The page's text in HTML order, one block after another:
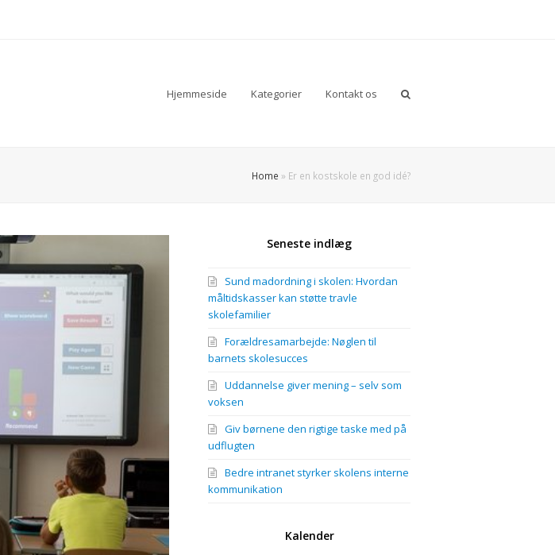
Hjemmeside Kategorier Kontakt os
Home » Er en kostskole en god idé?
Seneste indlæg
Sund madordning i skolen: Hvordan
måltidskasser kan støtte travle
skolefamilier
Forældresamarbejde: Nøglen til
barnets skolesucces
Uddannelse giver mening – selv som
voksen
Giv børnene den rigtige taske med på
udflugten
Bedre intranet styrker skolens interne
kommunikation
Kalender